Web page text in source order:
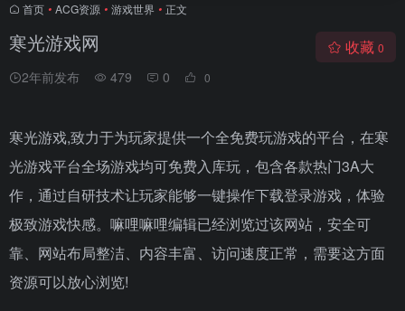
首页 • ACG资源 • 游戏世界 • 正文
寒光游戏网
2年前发布 479 0 0
收藏 0
寒光游戏,致力于为玩家提供一个全免费玩游戏的平台，在寒
光游戏平台全场游戏均可免费入库玩，包含各款热门3A大
作，通过自研技术让玩家能够一键操作下载登录游戏，体验
极致游戏快感。嘛哩嘛哩编辑已经浏览过该网站，安全可
靠、网站布局整洁、内容丰富、访问速度正常，需要这方面
资源可以放心浏览!